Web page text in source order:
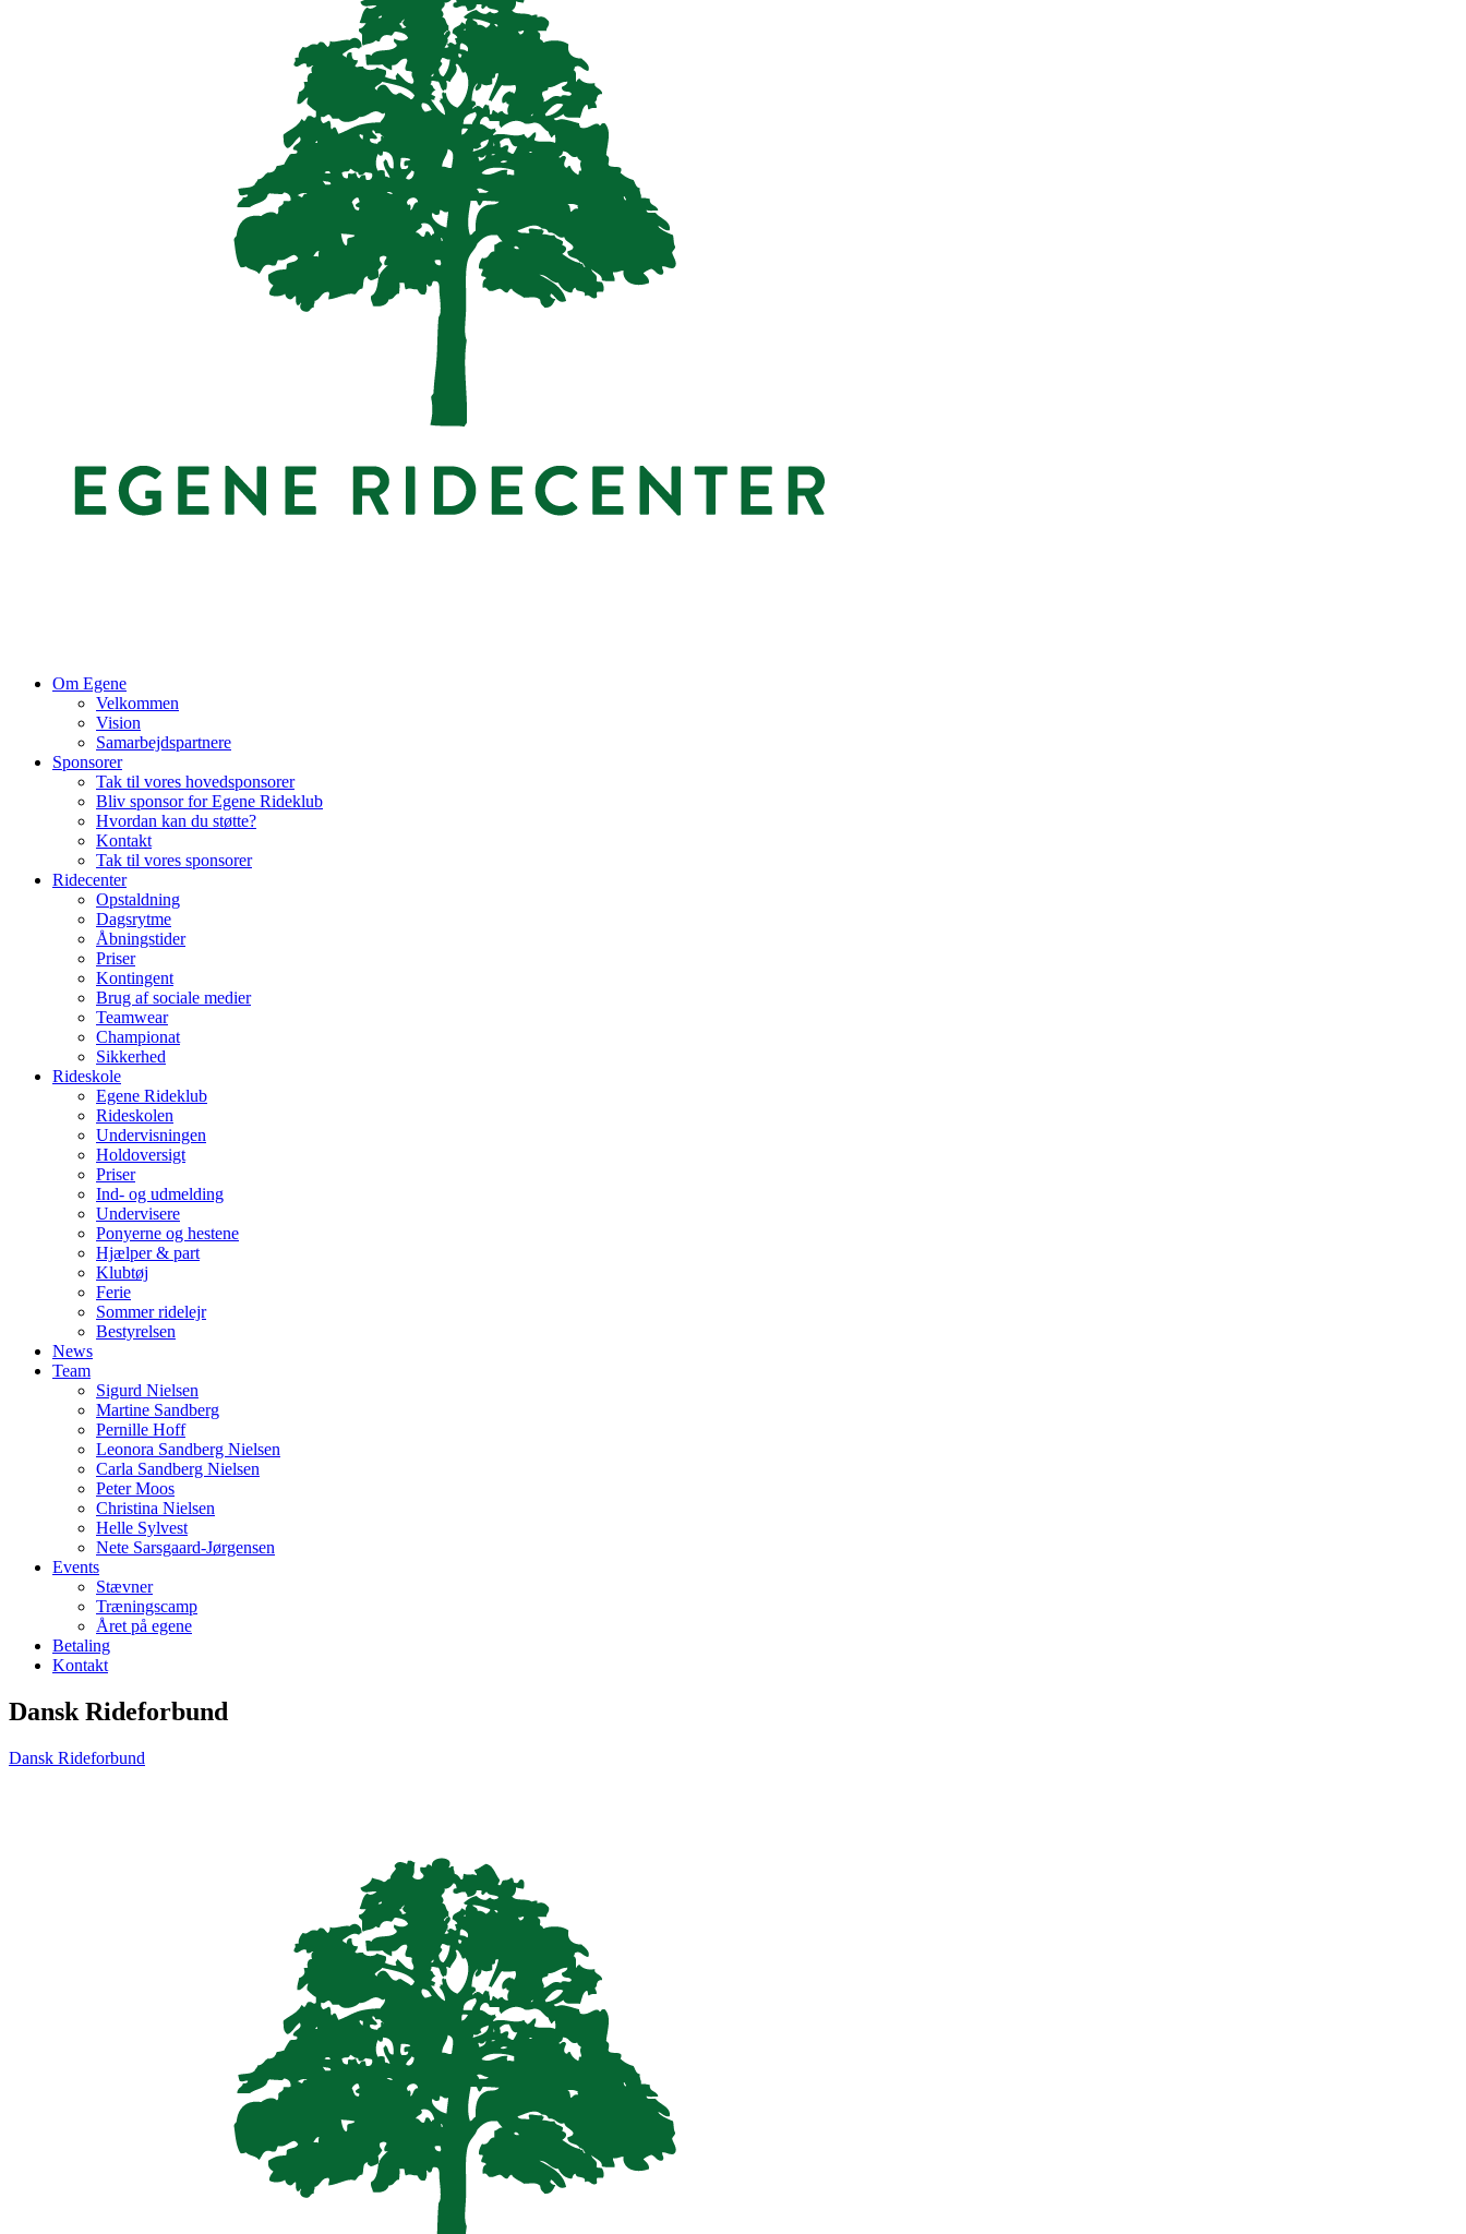
Om Egene
Velkommen
Vision
Samarbejdspartnere
Sponsorer
Tak til vores hovedsponsorer
Bliv sponsor for Egene Rideklub
Hvordan kan du støtte?
Kontakt
Tak til vores sponsorer
Ridecenter
Opstaldning
Dagsrytme
Åbningstider
Priser
Kontingent
Brug af sociale medier
Teamwear
Championat
Sikkerhed
Rideskole
Egene Rideklub
Rideskolen
Undervisningen
Holdoversigt
Priser
Ind- og udmelding
Undervisere
Ponyerne og hestene
Hjælper & part
Klubtøj
Ferie
Sommer ridelejr
Bestyrelsen
News
Team
Sigurd Nielsen
Martine Sandberg
Pernille Hoff
Leonora Sandberg Nielsen
Carla Sandberg Nielsen
Peter Moos
Christina Nielsen
Helle Sylvest
Nete Sarsgaard-Jørgensen
Events
Stævner
Træningscamp
Året på egene
Betaling
Kontakt
Dansk Rideforbund
Dansk Rideforbund